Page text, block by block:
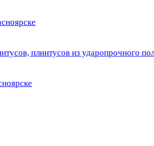
плинтусов из ударопрочного